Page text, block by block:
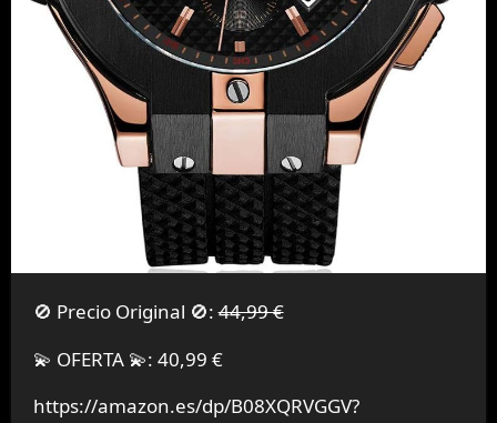
🚫 Precio Original 🚫:44,99 €
💫 OFERTA 💫: 40,99 €
https://amazon.es/dp/B08XQRVGGV?